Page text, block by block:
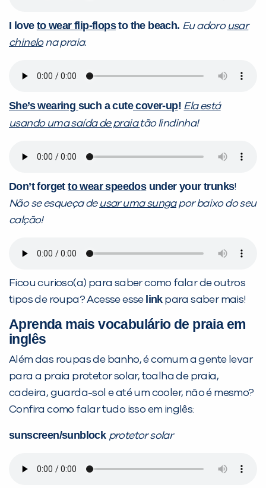
I love to wear flip-flopsto the beach. Eu adoro usar
chinelona praia.
She’s wearing such a cutecover-up! Elaestá
usando uma saída de praiatão lindinha!
Don’t forgetto wear speedosunder your trunks!
Não se esqueça de usar uma sungapor baixo do seu
calção!
Ficou curioso(a) para saber como falar de outros
tipos de roupa? Acesse esse linkpara saber mais!
Aprenda mais vocabulário de praia em
inglês
Além das roupas de banho, é comum a gente levar
para a praia protetor solar, toalha de praia,
cadeira, guarda-sol e até um cooler, não é mesmo?
Confira como falar tudo isso em inglês:
sunscreen/sunblock protetor solar